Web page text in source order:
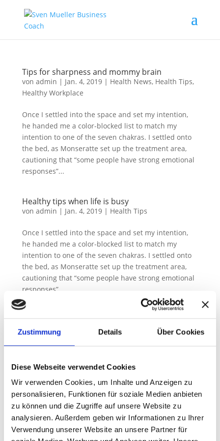
Zustimmung Details Über Cookies
Diese Webseite verwendet Cookies
Wir verwenden Cookies, um Inhalte und Anzeigen zu
personalisieren, Funktionen für soziale Medien anbieten
zu können und die Zugriffe auf unsere Website zu
analysieren. Außerdem geben wir Informationen zu Ihrer
Verwendung unserer Website an unsere Partner für
Tips for sharpness and mommy brain
von admin | Jan. 4, 2019| Health News, Health Tips,
Healthy Workplace
Once I settled into the space and set my intention,
he handed me a color-blocked list to match my
intention to one of the seven chakras. I settled onto
the bed, as Monseratte set up the treatment area,
cautioning that “some people have strong emotional
responses”...
Healthy tips when life is busy
von admin | Jan. 4, 2019| Health Tips
Once I settled into the space and set my intention,
he handed me a color-blocked list to match my
intention to one of the seven chakras. I settled onto
the bed, as Monseratte set up the treatment area,
cautioning that “some people have strong emotional
responses”...
15 Fitness Fads That Do More Harm Than Good
Looking back on 2018 + my goals for 2019
Tips for sharpness and mommy brain
Healthy tips when life is busy
Neueste Kommentare